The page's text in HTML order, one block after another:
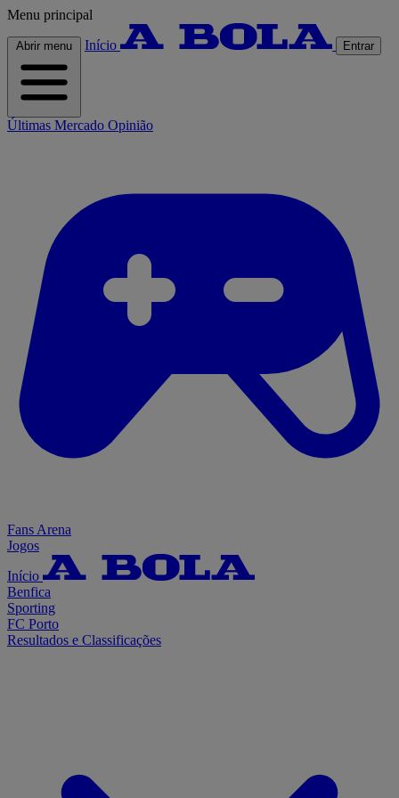
Menu principal
Abrir menu Início Entrar
Últimas Mercado Opinião
Fans Arena
Jogos
Início
Benfica
Sporting
FC Porto
Resultados e Classificações